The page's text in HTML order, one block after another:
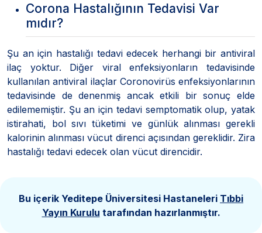
Corona Hastalığının Tedavisi Var
mıdır?
Şu an için hastalığı tedavi edecek herhangi bir antiviral
ilaç yoktur. Diğer viral enfeksiyonların tedavisinde
kullanılan antiviral ilaçlar Coronovirüs enfeksiyonlarının
tedavisinde de denenmiş ancak etkili bir sonuç elde
edilememiştir. Şu an için tedavi semptomatik olup, yatak
istirahati, bol sıvı tüketimi ve günlük alınması gerekli
kalorinin alınması vücut direnci açısından gereklidir. Zira
hastalığı tedavi edecek olan vücut direncidir.
Bu içerik Yeditepe Üniversitesi Hastaneleri Tıbbi
Yayın Kurulu tarafından hazırlanmıştır.